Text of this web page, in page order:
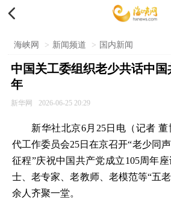

海峡网 > 新闻频道 > 国内新闻
中国关工委组织老少共话中国
年
新华网 2026-06-25 20:29
新华社北京6月25日电（记者
代工作委员会25日在京召开“老少同
征程”庆祝中国共产党成立105周年
士、老专家、老教师、老模范等“五
余人齐聚一堂。